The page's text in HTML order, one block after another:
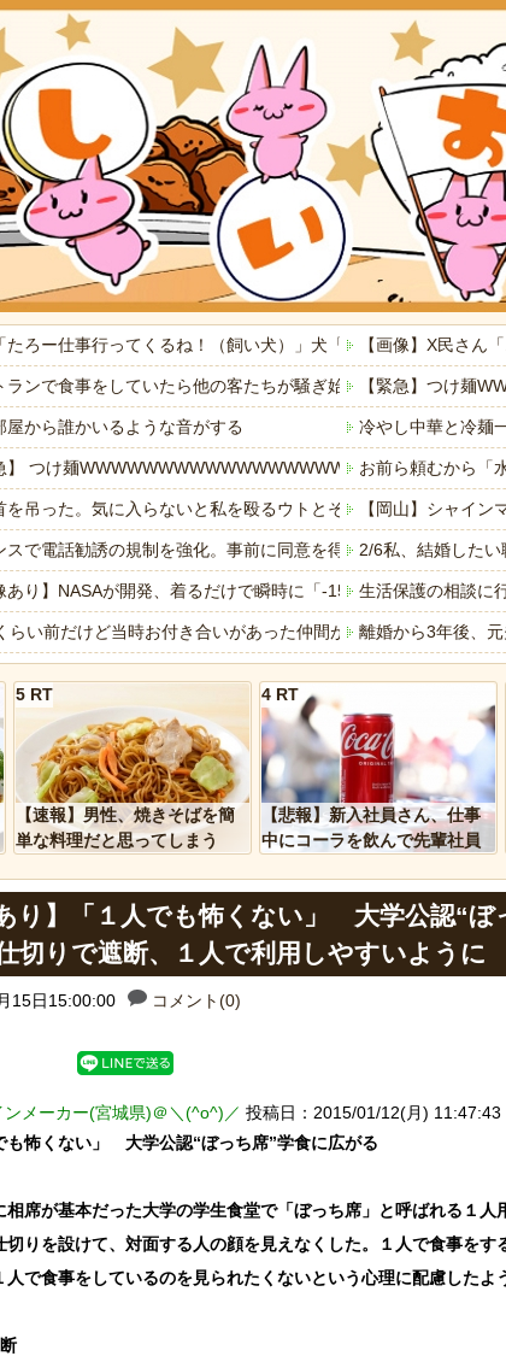
たろー仕事行ってくるね！（飼い犬）」犬「…？（ぷい」
ランで食事をしていたら他の客たちが騒ぎ始めた。何事かな？
屋から誰かいるような音がする
】 つけ麺WWWWWWWWWWWWWWWWWWWWWW
を吊った。気に入らないと私を殴るウトとそれを傍観するトメ
スで電話勧誘の規制を強化。事前に同意を得ていない相手への営
あり】NASAが開発、着るだけで瞬時に「-15℃冷却」する冷感ポ
らい前だけど当時お付き合いがあった仲間が神社に赤いものを
きの妻・西村ゆかさん 離婚を提示
】韓国で売っている目覚まし時計のデザインが悪夢すぎるwww
リカのヤンキーがアジア人にケンカを売った結果ｗｗｗ」 ほか
たはアメリカを愛していますか」「はい」トランプ、国防総省職
ーのサバイバルアクション Siege Survivors
】パトカーの前で好演技www当たり屋やお煽り運転など盛りだく
by livedoor 相互RSS
【画像】X民さん
【緊急】つけ麺
冷やし中華と冷麺
お前ら頼むから「
【岡山】シャイ
2/6私、結婚した
生活保護の相談に
離婚から3年後、
4/6私、結婚した
客「納車式？いい
専業主婦の妻が月
【驚愕】女さん「
【動画】動物園の
【悲報】味噌ラー
5 RT
【速報】男性、焼きそばを簡
単な料理だと思ってしまう
4 RT
【悲報】新入社員さん、仕事
中にコーラを飲んで先輩社員
あり】「１人でも怖くない」 大学公認“ぼ
りで遮断、１人で利用しやすいように
15日15:00:00
コメント(0)
ンメーカー(宮城県)＠＼(^o^)／ 投稿日：2015/01/12(月) 11:47:43
も怖くない」　大学公認“ぼっち席”学食に広がる
相席が基本だった大学の学生食堂で「ぼっち席」と呼ばれる１人
切りを設けて、対面する人の顔を見えなくした。１人で食事をす
人で食事をしているのを見られたくないという心理に配慮したよ